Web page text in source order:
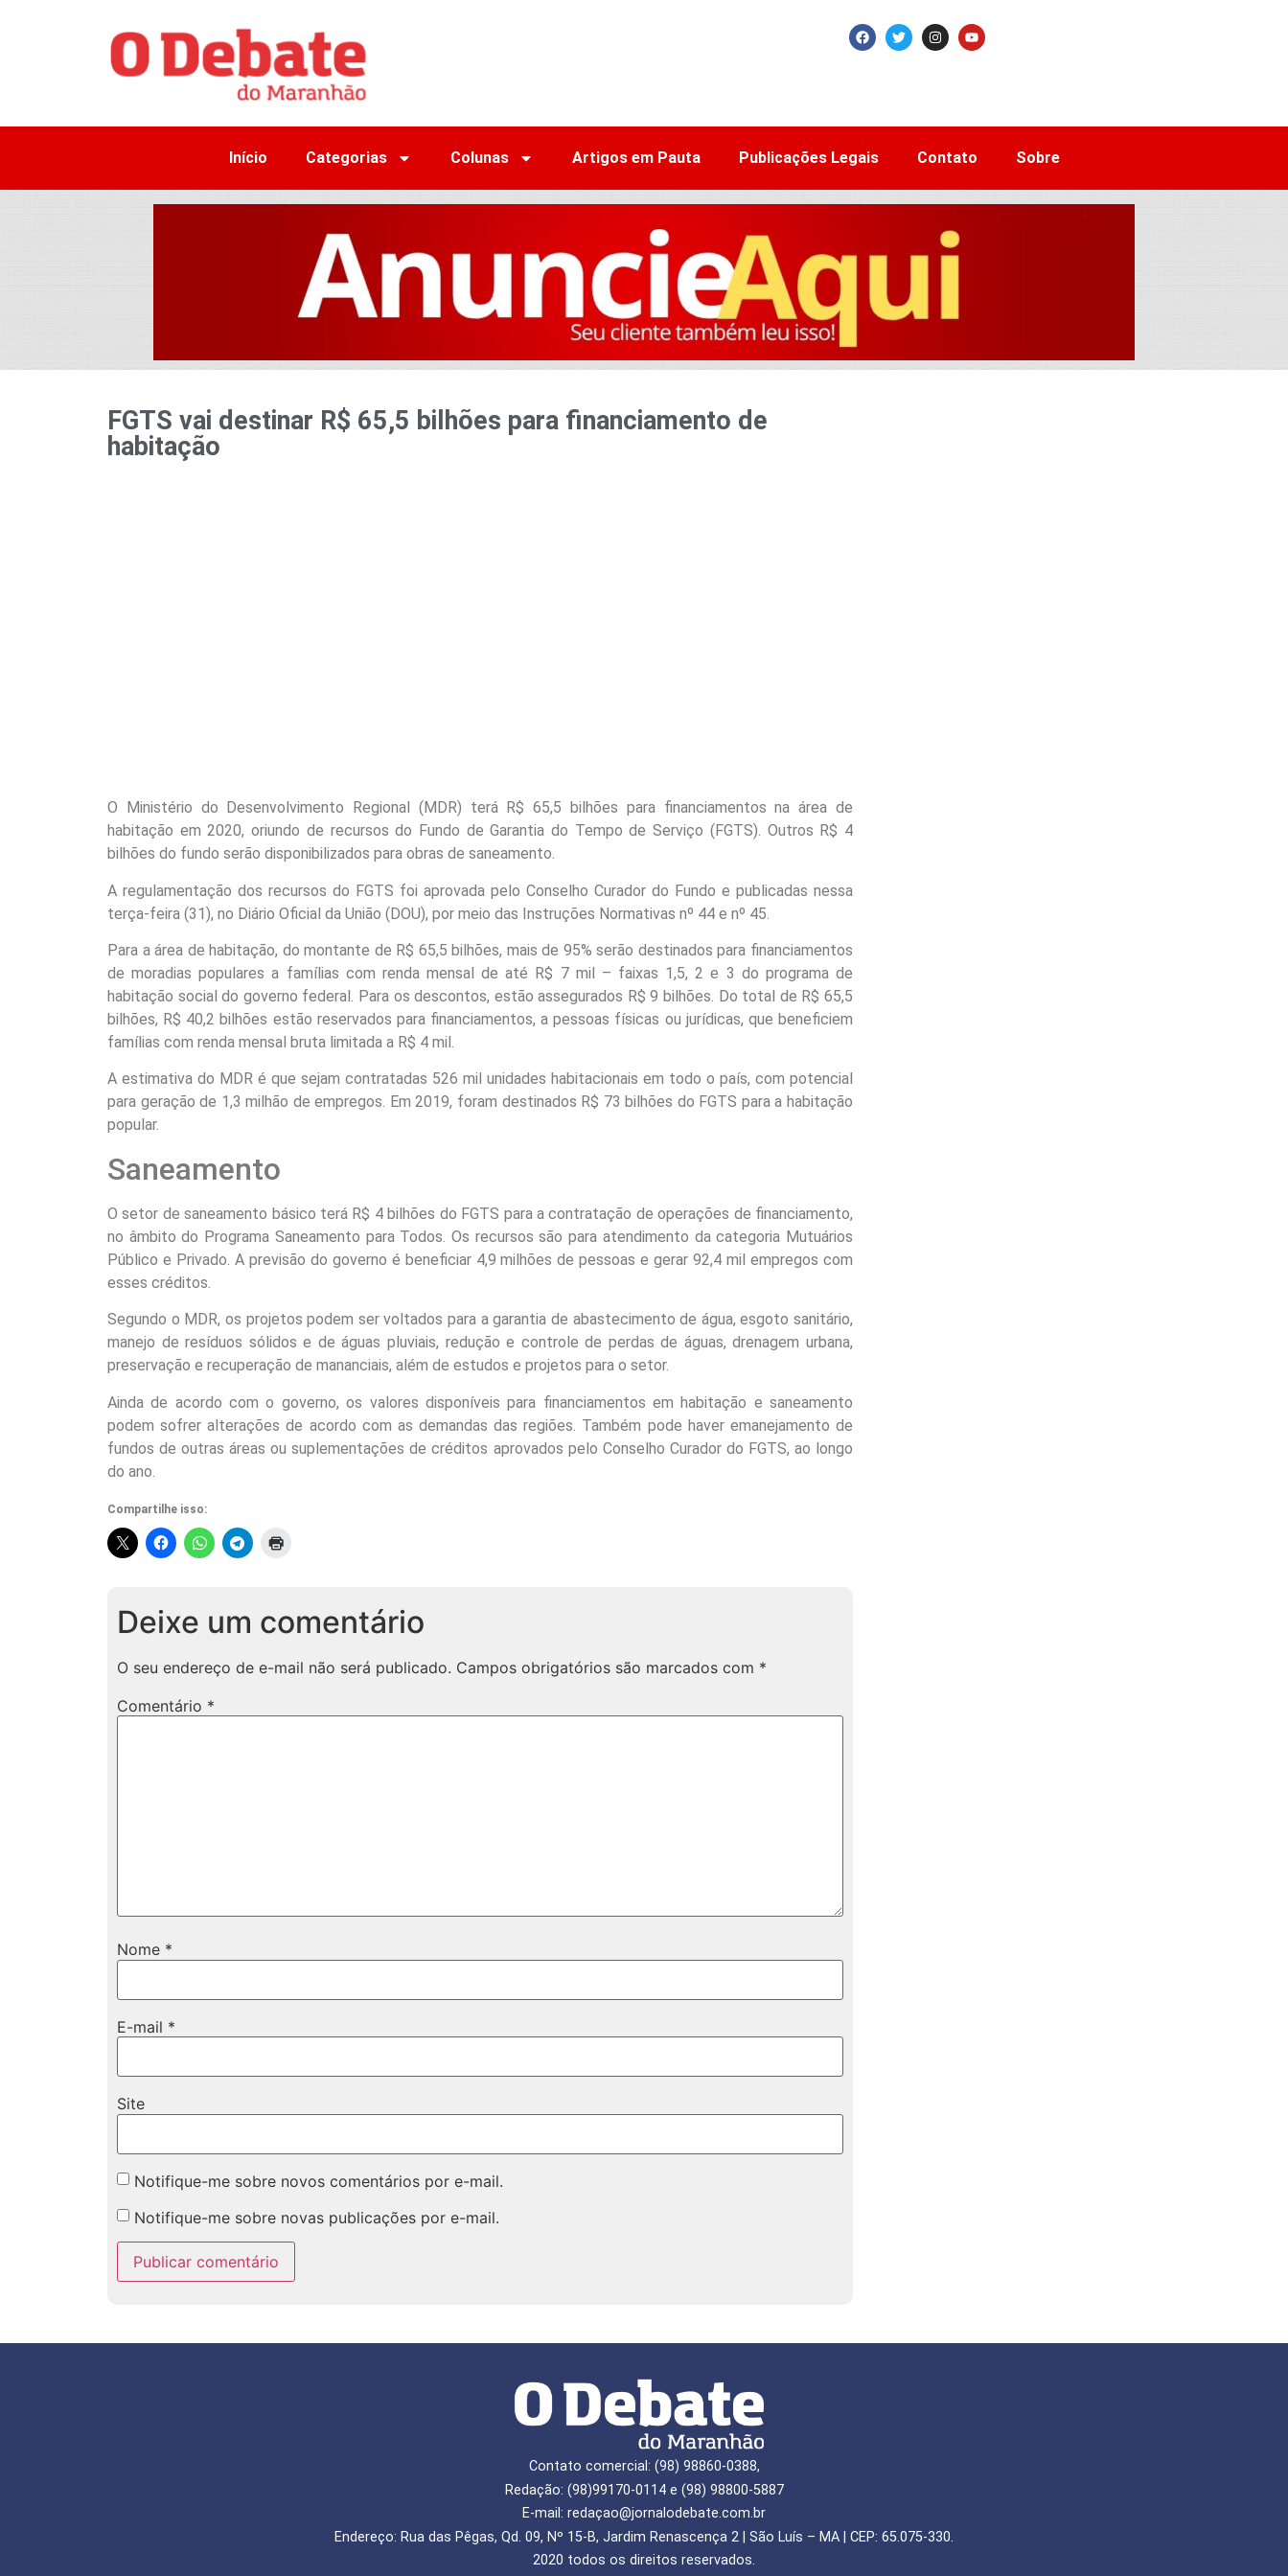
Início Categorias Colunas Artigos em Pauta Publicações Legais Contato Sobre
FGTS vai destinar R$ 65,5 bilhões para financiamento de
habitação
O Ministério do Desenvolvimento Regional (MDR) terá R$ 65,5 bilhões para financiamentos na área de
habitação em 2020, oriundo de recursos do Fundo de Garantia do Tempo de Serviço (FGTS). Outros R$ 4
bilhões do fundo serão disponibilizados para obras de saneamento.
A regulamentação dos recursos do FGTS foi aprovada pelo Conselho Curador do Fundo e publicadas nessa
terça-feira (31), no Diário Oficial da União (DOU), por meio das Instruções Normativas nº 44 e nº 45.
Para a área de habitação, do montante de R$ 65,5 bilhões, mais de 95% serão destinados para financiamentos
de moradias populares a famílias com renda mensal de até R$ 7 mil – faixas 1,5, 2 e 3 do programa de
habitação social do governo federal. Para os descontos, estão assegurados R$ 9 bilhões. Do total de R$ 65,5
bilhões, R$ 40,2 bilhões estão reservados para financiamentos, a pessoas físicas ou jurídicas, que beneficiem
famílias com renda mensal bruta limitada a R$ 4 mil.
A estimativa do MDR é que sejam contratadas 526 mil unidades habitacionais em todo o país, com potencial
para geração de 1,3 milhão de empregos. Em 2019, foram destinados R$ 73 bilhões do FGTS para a habitação
popular.
Saneamento
O setor de saneamento básico terá R$ 4 bilhões do FGTS para a contratação de operações de financiamento,
no âmbito do Programa Saneamento para Todos. Os recursos são para atendimento da categoria Mutuários
Público e Privado. A previsão do governo é beneficiar 4,9 milhões de pessoas e gerar 92,4 mil empregos com
esses créditos.
Segundo o MDR, os projetos podem ser voltados para a garantia de abastecimento de água, esgoto sanitário,
manejo de resíduos sólidos e de águas pluviais, redução e controle de perdas de águas, drenagem urbana,
preservação e recuperação de mananciais, além de estudos e projetos para o setor.
Ainda de acordo com o governo, os valores disponíveis para financiamentos em habitação e saneamento
podem sofrer alterações de acordo com as demandas das regiões. Também pode haver emanejamento de
fundos de outras áreas ou suplementações de créditos aprovados pelo Conselho Curador do FGTS, ao longo
do ano.
Compartilhe isso:
Deixe um comentário
O seu endereço de e-mail não será publicado. Campos obrigatórios são marcados com *
Comentário *
Nome *
E-mail *
Site
Notifique-me sobre novos comentários por e-mail.
Notifique-me sobre novas publicações por e-mail.
Contato comercial: (98) 98860-0388,
Redação: (98)99170-0114 e (98) 98800-5887
E-mail: redaçao@jornalodebate.com.br
Endereço: Rua das Pêgas, Qd. 09, Nº 15-B, Jardim Renascença 2 | São Luís – MA | CEP: 65.075-330.
2020 todos os direitos reservados.